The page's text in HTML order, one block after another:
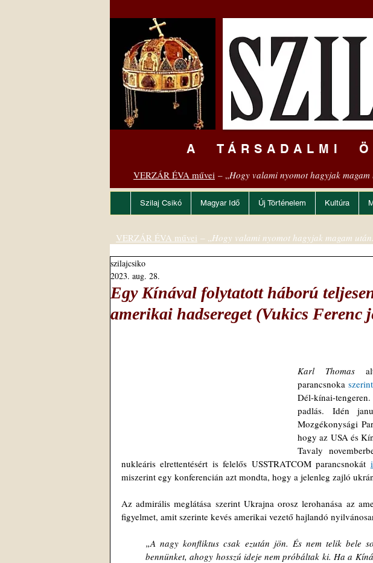
A TÁRSADALMI
VERZÁR ÉVA művei – „Hogy valami nyomot hagyjak
Szilaj Csikó Magyar Idő Új Történelem Kultúra
Egy Kínával folytatott háború
amerikai hadsereget (Vukics Ferenc
szilajcsiko
2023. aug. 28.
Karl Thomas
parancsnoka szerint
Dél-kínai-
padlás. Idén
Mozgékonysági
hogy az USA és
Tavaly
nukleáris elrettentésért is felelős USSTRATCOM parancsnokát
miszerint egy konferencián azt mondta, hogy a jelenleg zajló
Az admirális meglátása szerint Ukrajna orosz lerohanása az
figyelmet, amit szerinte kevés amerikai vezető hajlandó
„A nagy konfliktus csak ezután jön. És nem telik bele
bennünket, ahogy hosszú ideje nem próbáltak ki. Ha a
VERZÁR ÉVA művei – „Hogy valami nyomot hagyjak magam